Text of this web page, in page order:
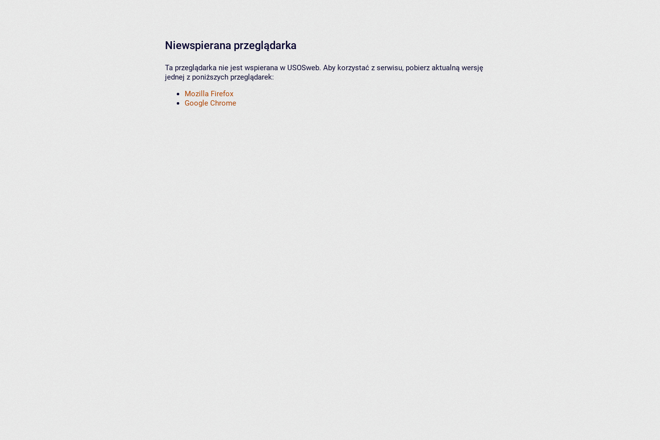
Niewspierana przeglądarka
Ta przeglądarka nie jest wspierana w USOSweb. Aby korzystać z serwisu, pobierz aktualną wersję
jednej z poniższych przeglądarek:
Mozilla Firefox
Google Chrome